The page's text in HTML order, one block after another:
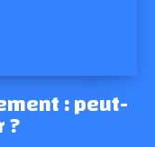
: peut-
?